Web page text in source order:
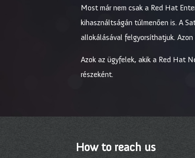
Most már nem csak a Red Hat
kihasználtságán túlmenően is. A
allokálásával felgyorsíthatjuk.
Azok az ügyfelek, akik a Red Hat
részeként.
How to reach us